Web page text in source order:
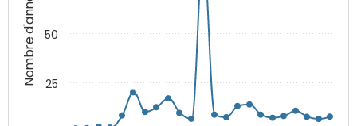
Nombre d'années 25
50